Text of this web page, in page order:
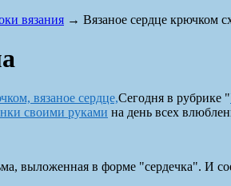
вязания → Вязаное сердце крючком
Сегодня в рубрике "
своими руками на день всех
выложенная в форме "сердечка". И